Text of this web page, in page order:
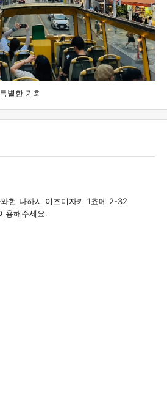
별한 기회
현 나하시 이즈미자키 1쵸메 2-32
용해주세요.